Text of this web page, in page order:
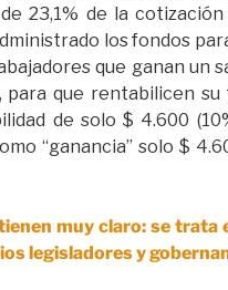
23,1% de la
los fondos
que ganan un
para que rentabilicen
de solo $ 4.600
“ganancia” solo $
muy claro: se trata
legisladores y